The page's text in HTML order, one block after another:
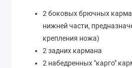
2 боковых брючных
нижней части,
крепления ножа)
2 задних кармана
2 набедренных "карго"